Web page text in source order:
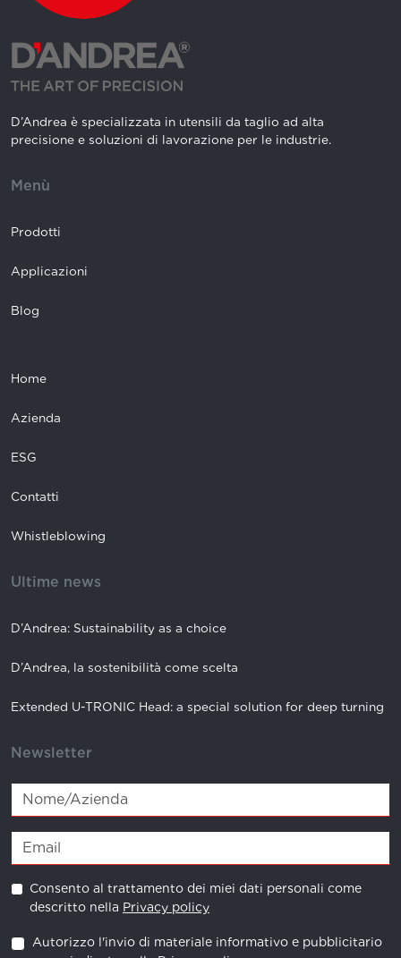
D’Andrea è specializzata in utensili da taglio ad alta
precisione e soluzioni di lavorazione per le industrie.
Menù
Prodotti
Applicazioni
Blog
Home
Azienda
ESG
Contatti
Whistleblowing
Ultime news
D’Andrea: Sustainability as a choice
D’Andrea, la sostenibilità come scelta
Extended U-TRONIC Head: a special solution for deep turning
Newsletter
Consento al trattamento dei miei dati personali come
descritto nella Privacy policy
Autorizzo l'invio di materiale informativo e pubblicitario